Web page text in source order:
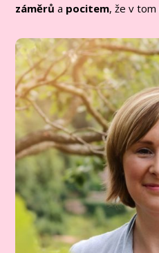
záměrů a pocitem, že v tom